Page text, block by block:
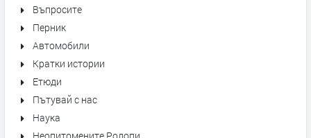
Въпросите
Перник
Автомобили
Кратки истории
Етюди
Пътувай с нас
Наука